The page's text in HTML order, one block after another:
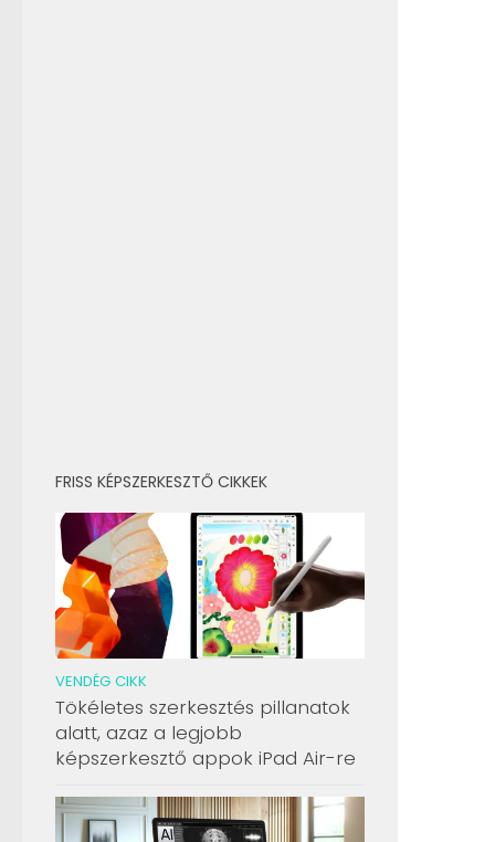
FRISS KÉPSZERKESZTŐ CIKKEK
VENDÉG CIKK
Tökéletes szerkesztés pillanatok
alatt, azaz a legjobb
képszerkesztő appok iPad Air-re